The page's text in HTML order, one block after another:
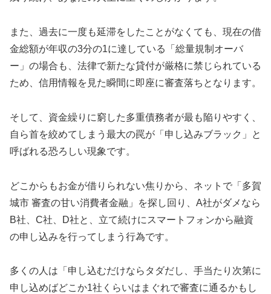
また、過去に一度も延滞をしたことがなくても、現在の借
金総額が年収の3分の1に達している「総量規制オーバ
ー」の場合も、法律で新たな貸付が厳格に禁じられている
ため、信用情報を見た瞬間に即座に審査落ちとなります。
そして、資金繰りに窮した多重債務者が最も陥りやすく、
自ら首を絞めてしまう最大の罠が「申し込みブラック」と
呼ばれる恐ろしい現象です。
どこからもお金が借りられない焦りから、ネットで「多賀
城市 審査の甘い消費者金融」を探し回り、A社がダメなら
B社、C社、D社と、立て続けにスマートフォンから融資
の申し込みを行ってしまう行為です。
多くの人は「申し込むだけならタダだし、手当たり次第に
申し込めばどこか1社くらいはまぐれで審査に通るかもし